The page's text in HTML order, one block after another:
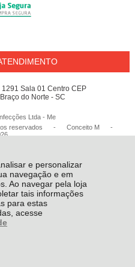
e personalizar
navegação e em
Ao navegar pela loja
tais informações
para estas
acesse
Sala 01 Centro CEP
do Norte - SC
Ltda - Me
reservados
- Conceito M
-